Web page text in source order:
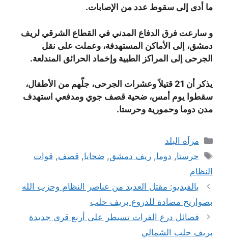
ما أدى إلى سقوط عدد من الإصابات.
و سارعت فرق الدفاع المدني في القطاع الشرقي لريف
دمشق، إلى الأماكن المستهدفة، وعملت على نقل
الجرحى إلى المراكز الطبية وإخماد الحرائق المندلعة.
يذكر أن 21 قتيلاً وعشرات الجرحى، جلّهم من الأطفال،
سقطوا يوم أمس، ضحية قصف جوي ومدفعي استهدف
مدن دوما وحمورية وحرستا.
التصنيفات
مرآة البلد
الوسوم
حرستا, دوما,ريف دمشق,ضحايا, قصف, قوات
النظام
بالفيديو: مقتل العديد من عناصر النظام وحزب الله
بصواريخ مضادة للدروع بريف حلب
فصائل درع الفرات تسيطر على أربع قرى جديدة
بريف حلب الشمالي